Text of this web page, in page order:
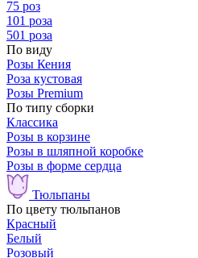
75 роз
101 роза
501 роза
По виду
Розы Кения
Роза кустовая
Розы Premium
По типу сборки
Классика
Розы в корзине
Розы в шляпной коробке
Розы в форме сердца
Тюльпаны
По цвету тюльпанов
Красный
Белый
Розовый